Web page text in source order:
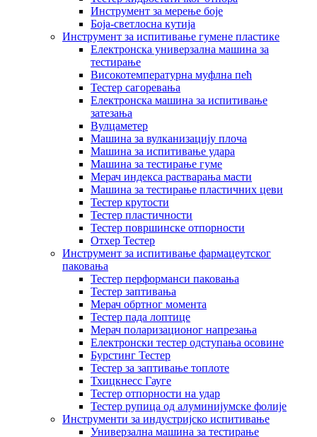
Инструмент за мерење боје
Боја-светлосна кутија
Инструмент за испитивање гумене пластике
Електронска универзална машина за
тестирање
Високотемпературна муфлна пећ
Тестер сагоревања
Електронска машина за испитивање
затезања
Вулцаметер
Машина за вулканизацију плоча
Машина за испитивање удара
Машина за тестирање гуме
Мерач индекса растварања масти
Машина за тестирање пластичних цеви
Тестер крутости
Тестер пластичности
Тестер површинске отпорности
Отхер Тестер
Инструмент за испитивање фармацеутског
паковања
Тестер перформанси паковања
Тестер заптивања
Мерач обртног момента
Тестер пада лоптице
Мерач поларизационог напрезања
Електронски тестер одступања осовине
Бурстинг Тестер
Тестер за заптивање топлоте
Тхицкнесс Гауге
Тестер отпорности на удар
Тестер рупица од алуминијумске фолије
Инструменти за индустријско испитивање
Универзална машина за тестирање